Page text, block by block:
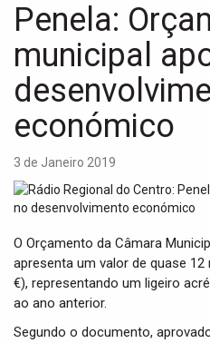
Penela:
municipal
económico
3 de Janeiro 2019
O Orçamento da Câmara
apresenta um valor de quase
€), representando um ligeiro
ao ano anterior.
Segundo o documento,